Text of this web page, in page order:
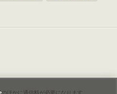
ほかに通信料が必要になります。